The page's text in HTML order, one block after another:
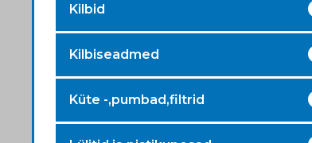
Kilbid
Kilbiseadmed
Küte -,pumbad,filtrid